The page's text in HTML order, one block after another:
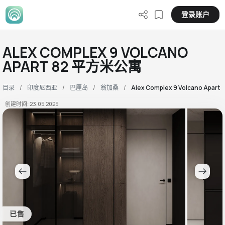
登录账户
ALEX COMPLEX 9 VOLCANO
APART 82 平方米公寓
目录 印度尼西亚 巴厘岛 翁加桑 Alex Complex 9 Volcano Apart
创建时间: 23.05.2025
已售